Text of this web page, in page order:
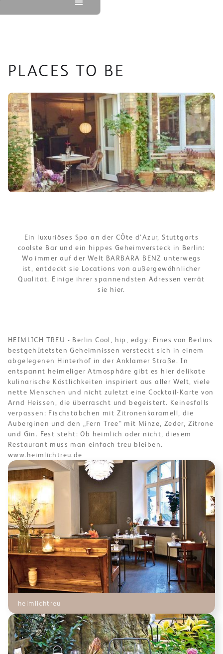
PLACES TO BE
Ein luxuriöses Spa an der CÔte d’Azur, Stuttgarts
coolste Bar und ein hippes Geheimversteck in Berlin:
Wo immer auf der Welt BARBARA BENZ unterwegs
ist, entdeckt sie Locations von außergewöhnlicher
Qualität. Einige ihrer spannendsten Adressen verrät
sie hier.
HEIMLICH TREU - Berlin Cool, hip, edgy: Eines von Berlins
bestgehütetsten Geheimnissen versteckt sich in einem
abgelegenen Hinterhof in der Anklamer Straße. In
entspannt heimeliger Atmosphäre gibt es hier delikate
kulinarische Köstlichkeiten inspiriert aus aller Welt, viele
nette Menschen und nicht zuletzt eine Cocktail-Karte von
Arnd Heissen, die überrascht und begeistert. Keinesfalls
verpassen: Fischstäbchen mit Zitronenkaramell, die
Auberginen und den „Fern Tree“ mit Minze, Zeder, Zitrone
und Gin. Fest steht: Ob heimlich oder nicht, diesem
Restaurant muss man einfach treu bleiben.
www.heimlichtreu.de
heimlichtreu